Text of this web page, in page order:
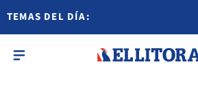
TEMAS DEL DÍA: